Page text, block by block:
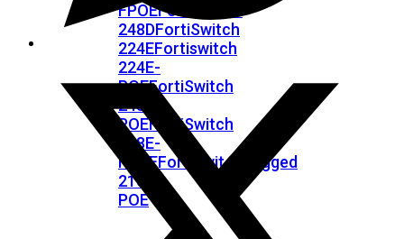
FPOEFortiSwitch
248DFortiSwitch
224EFortiswitch
224E-
POEFortiSwitch
248E-
POEFortiSwitch
248E-
FPOEFortiSwitchRugged
216F-
POE